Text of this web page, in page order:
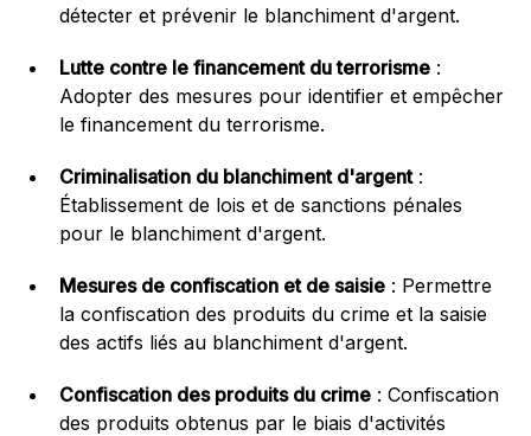
détecter et prévenir le blanchiment d'argent.
Lutte contre le financement du terrorisme :
Adopter des mesures pour identifier et empêcher
le financement du terrorisme.
Criminalisation du blanchiment d'argent:
Établissement de lois et de sanctions pénales
pour le blanchiment d'argent.
Mesures de confiscation et de saisie : Permettre
la confiscation des produits du crime et la saisie
des actifs liés au blanchiment d'argent.
Confiscation des produits du crime : Confiscation
des produits obtenus par le biais d'activités